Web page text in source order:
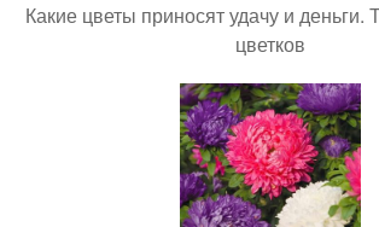
Какие цветы приносят удачу и
цветков